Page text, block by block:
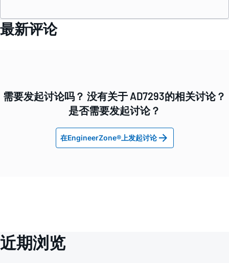
最新评论
需要发起讨论吗？ 没有关于 AD7293的相关讨论？
是否需要发起讨论？
在EngineerZone®上发起讨论
近期浏览